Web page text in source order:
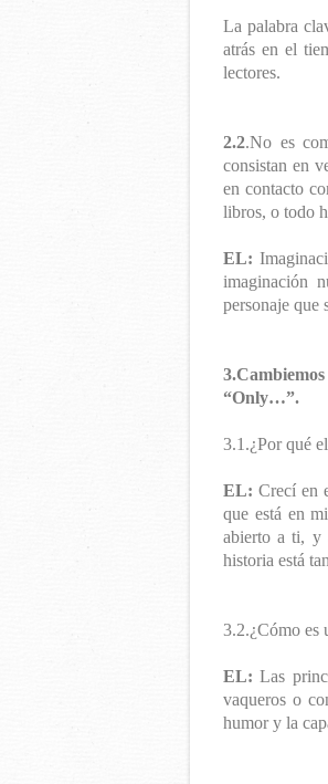
La palabra
atrás en el
lectores.
2.2.No es
consistan en
en contacto
libros, o todo
EL:
imaginación
personaje que
“Only…”.
3.1.¿Por qué
EL: Crecí en
que está en
abierto a ti, y
historia está
3.2.¿Cómo es
EL:Las
vaqueros o
humor y la